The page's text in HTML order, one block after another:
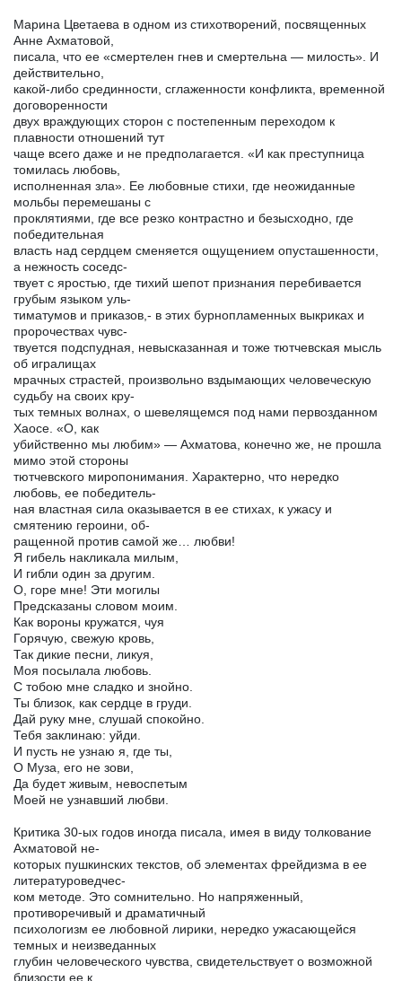
Марина Цветаева в одном из стихотворений, посвященных
Анне Ахматовой,
писала, что ее «смертелен гнев и смертельна — милость». И
действительно,
какой-либо срединности, сглаженности конфликта, временной
договоренности
двух враждующих сторон с постепенным переходом к
плавности отношений тут
чаще всего даже и не предполагается. «И как преступница
томилась любовь,
исполненная зла». Ее любовные стихи, где неожиданные
мольбы перемешаны с
проклятиями, где все резко контрастно и безысходно, где
победительная
власть над сердцем сменяется ощущением опусташенности,
а нежность соседс-
твует с яростью, где тихий шепот признания перебивается
грубым языком уль-
тиматумов и приказов,- в этих бурнопламенных выкриках и
пророчествах чувс-
твуется подспудная, невысказанная и тоже тютчевская мысль
об игралищах
мрачных страстей, произвольно вздымающих человеческую
судьбу на своих кру-
тых темных волнах, о шевелящемся под нами первозданном
Хаосе. «О, как
убийственно мы любим» — Ахматова, конечно же, не прошла
мимо этой стороны
тютчевского миропонимания. Характерно, что нередко
любовь, ее победитель-
ная властная сила оказывается в ее стихах, к ужасу и
смятению героини, об-
ращенной против самой же… любви!
Я гибель накликала милым,
И гибли один за другим.
О, горе мне! Эти могилы
Предсказаны словом моим.
Как вороны кружатся, чуя
Горячую, свежую кровь,
Так дикие песни, ликуя,
Моя посылала любовь.
С тобою мне сладко и знойно.
Ты близок, как сердце в груди.
Дай руку мне, слушай спокойно.
Тебя заклинаю: уйди.
И пусть не узнаю я, где ты,
О Муза, его не зови,
Да будет живым, невоспетым
Моей не узнавший любви.
Критика 30-ых годов иногда писала, имея в виду толкование
Ахматовой не-
которых пушкинских текстов, об элементах фрейдизма в ее
литературоведчес-
ком методе. Это сомнительно. Но напряженный,
противоречивый и драматичный
психологизм ее любовной лирики, нередко ужасающейся
темных и неизведанных
глубин человеческого чувства, свидетельствует о возможной
близости ее к